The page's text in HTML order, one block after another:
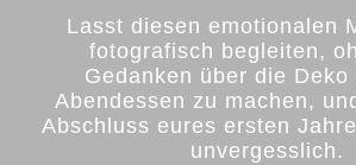
Lasst diesen emotionalen
fotografisch begleiten,
Gedanken über die Deko
Abendessen zu machen,
Abschluss eures ersten
unvergesslich.